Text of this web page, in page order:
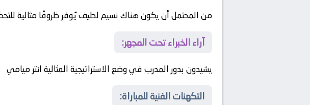
من المحتمل أن يكون هناك نسيم لطيف يُوفر ظروفًا مثالية
آراء الخبراء تحت المجهر:
يشيدون بدور المدرب في وضع الاستراتيجية المثاليةانتر ميامي
التكهنات الفنية للمباراة: